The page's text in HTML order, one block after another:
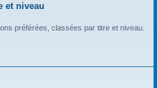
et niveau
préférées, classées par titre et niveau.